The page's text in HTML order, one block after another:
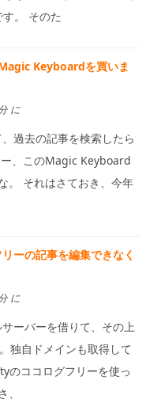
。 そのた
Keyboardを買いま
に
過去の記事を検索したら
、このMagic Keyboard
。 それはさておき、今年
ーの記事を編集できなく
に
ーバーを借りて、その上
独自ドメインも取得して
のココログフリーを使っ